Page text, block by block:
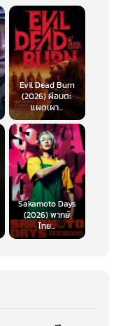
Evil Dead Burn
(2026) ผีอมตะ
แผดเผา...
Sakamoto Days
(2026) พากย์
ไทย...